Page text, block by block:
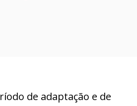
de adaptação e de